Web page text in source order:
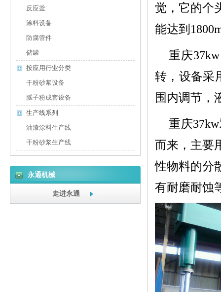
觉，它的个
能达到
重庆
转，设备采
围内调节，
重庆
而来，主要
性物料的分
有耐磨耐蚀
反应釜
涂料设备
防腐管件
储罐
按应用行业分类
干粉砂浆设备
腻子粉成套设备
生产线系列
油漆涂料生产线
干粉砂浆生产线
永通机械
走进永通